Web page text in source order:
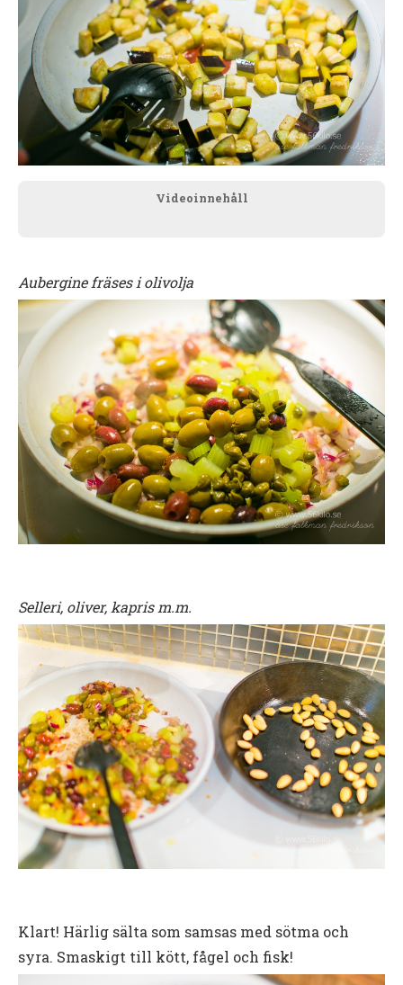
Videoinnehåll
Aubergine fräses i olivolja
Selleri, oliver, kapris m.m.
Klart! Härlig sälta som samsas med sötma och
syra. Smaskigt till kött, fågel och fisk!